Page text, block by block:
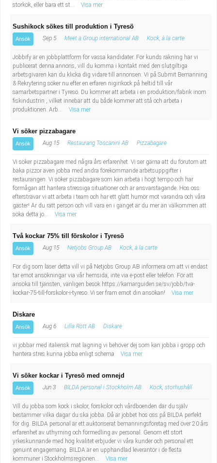
storkök, eller bara ett st...
Visa mer
Sushikock sökes till produktion i Tyresö
Ansök Sep 5 Meet a Group international AB Kock, à la carte
Jobbify är en jobbplattform för vassa kandidater. För kunds räkning har vi
publicerat denna annons, vill du komma i kontakt med den slutgiltiga
arbetsgivaren kan du klicka dig vidare till annonsen: Vi på Submit Bemanning
& Rekrytering söker nu efter en erfaren nigirikock på heltid till vår
samarbetspartner i Tyresö. Du kommer att arbeta i en produktion/fabrik inom
fiskindustrin , vilket innebär att du både kommer att stå och arbeta i
produktionen. Arb...
Visa mer
Vi söker pizzabagare
Ansök Aug 15 Restaurang Toscanini AB Pizzabagare
Vi söker pizzabagare med några års erfarenhet. Vi ser gärna att du förutom att
baka pizzor även jobba med andra förekommande arbetsuppgifter i
restaurangen. Vi söker pizzabagare som kan arbeta i högt tempo och har
förmågan att hantera stressiga situationer och är ansvarstagande. Hos oss
eftersträvar vi att arbeta i team och har ett glatt humör mot varandra och våra
gäster! Är du rätt person och vill vara en i gänget är du mer än välkommen att
söka detta jo...
Visa mer
Två kockar 75% till förskolor i Tyresö
Ansök Aug 15 Netjobs Group AB Kock, à la carte
För dig som läser detta vill vi på Netjobs Group AB informera om att vi endast
tar emot ansökningar via vår hemsida, inte via e-post eller telefon. För att
ansöka till tjänsten, vänligen besök https://karriarguiden.se/sv/jobb/tva-
kockar-75-till-forskolor-i-tyreso. Vi ser fram emot din ansökan!
Visa mer
Diskare
Ansök Aug 6 Lilla Rött AB Diskare
vi jobbar med italiensk mat lagning vi behöver dej som kan jobba i gropp och
hantera stres kunna jobba enligt schema
Visa mer
Vi söker kockar i Tyresö med omnejd
Ansök Jun 3 BILDA personal i Stockholm AB Kock, storhushåll
Vill du jobba som kock i skolor, förskolor och vårdboenden där du själv
bestämmer vilka dagar du ska jobba. Då är jobbet hos oss på BILDA perfekt
för dig. BILDA personal är ett auktoriserat bemanningsföretag med över 20 års
erfarenhet av uthyrning och förmedling av personal. Genom ett stort
yrkeskunnande med hög kvalitet erbjuder vi våra kunder och personal ett
genuint engagemang. BILDA är en upphandlad leverantör i de flesta
kommuner i Stockholmsregionen...
Visa mer